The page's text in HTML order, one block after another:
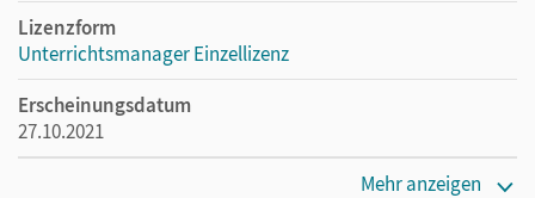
Lizenzform
Unterrichtsmanager Einzellizenz
Erscheinungsdatum
27.10.2021
Mehr anzeigen